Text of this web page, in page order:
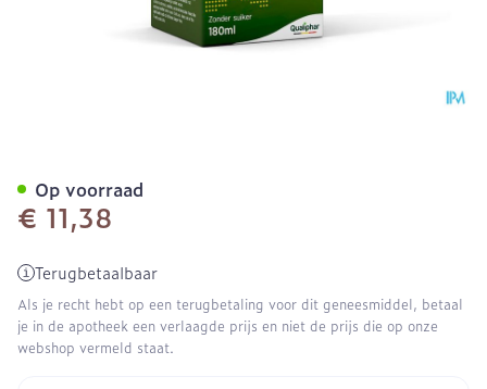
€ 11,38
Terugbetaalbaar
Als je recht hebt op een terugbetaling voor dit geneesmiddel, betaal
je in de apotheek een verlaagde prijs en niet de prijs die op onze
webshop vermeld staat.
Op voorraad